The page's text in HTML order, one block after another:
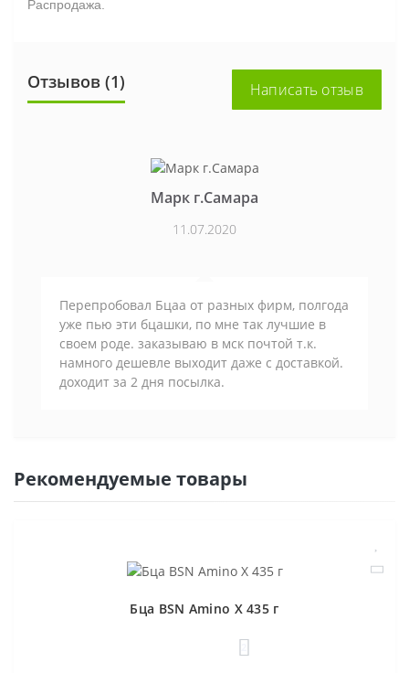
Распродажа.
Отзывов (1) Написать отзыв
Марк г.Самара
11.07.2020
Перепробовал Бцаа от разных фирм, полгода
уже пью эти бцашки, по мне так лучшие в
своем роде. заказываю в мск почтой т.к.
намного дешевле выходит даже с доставкой.
доходит за 2 дня посылка.
Рекомендуемые товары
Бца BSN Amino X 435 г